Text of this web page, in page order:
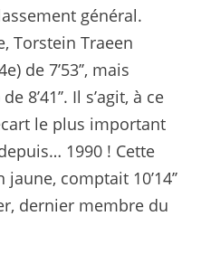
général.
Torstein Traeen
de 7’53’’, mais
8’41’’. Il s’agit, à ce
le plus important
1990 ! Cette
comptait 10’14’’
dernier membre du